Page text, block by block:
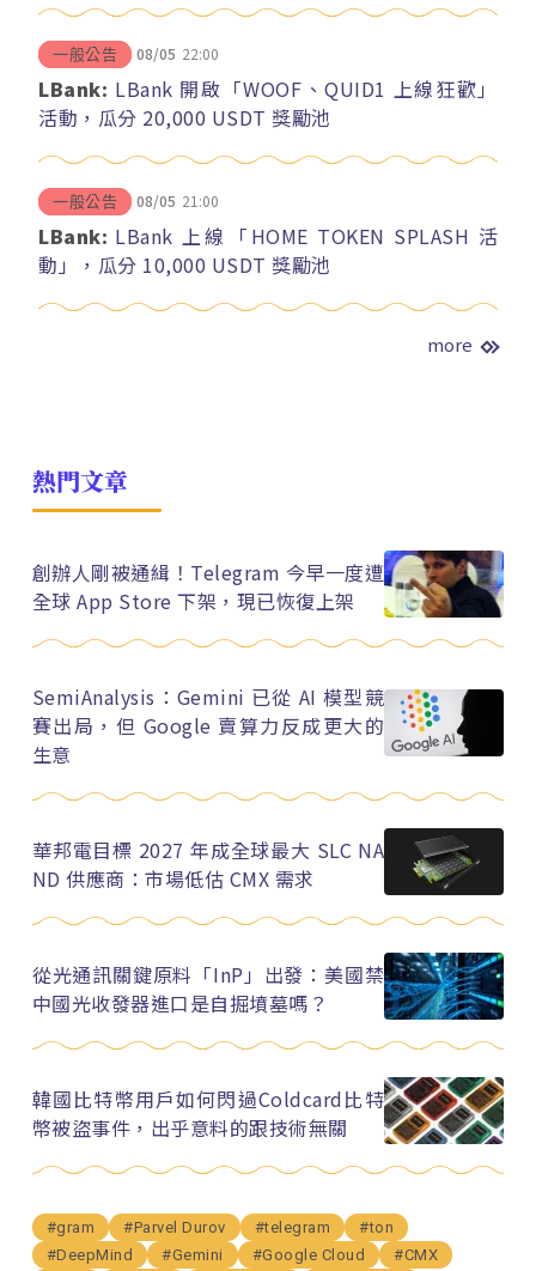
一般公告 08/05 22:00
LBank: LBank 開啟「WOOF、QUID1 上線狂歡」
活動，瓜分 20,000 USDT 獎勵池
一般公告 08/05 21:00
LBank: LBank 上線「HOME TOKEN SPLASH 活
動」，瓜分 10,000 USDT 獎勵池
more
熱門文章
創辦人剛被通緝！Telegram 今早一度遭
全球 App Store 下架，現已恢復上架
SemiAnalysis：Gemini 已從 AI 模型競
賽出局，但 Google 賣算力反成更大的
生意
華邦電目標 2027 年成全球最大 SLC NA
ND 供應商：市場低估 CMX 需求
從光通訊關鍵原料「InP」出發：美國禁
中國光收發器進口是自掘墳墓嗎？
韓國比特幣用戶如何閃過Coldcard比特
幣被盜事件，出乎意料的跟技術無關
#gram #Parvel Durov #telegram
#ton
#DeepMind
#Gemini #Google Cloud
#CMX